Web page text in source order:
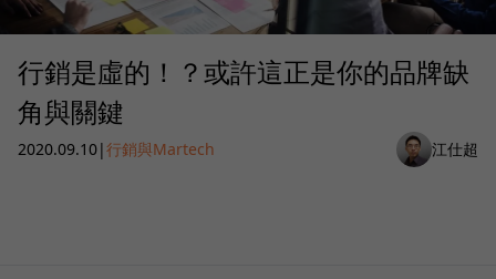
行銷是虛的！？或許這正是你的品牌缺
角與關鍵
2020.09.10|行銷與Martech 江仕超